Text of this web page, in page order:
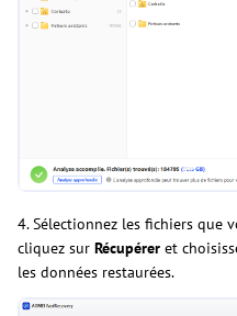
4. Sélectionnez les fichiers que
cliquez sur Récupérer et
les données restaurées.